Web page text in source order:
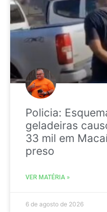
Policia:
geladeiras
33 mil em
preso
VER MATÉRIA »
6 de agosto de 2026